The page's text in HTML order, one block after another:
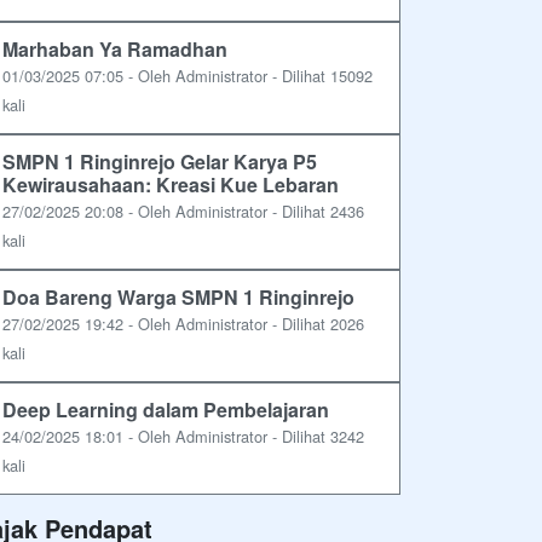
Marhaban Ya Ramadhan
01/03/2025 07:05 - Oleh Administrator - Dilihat 15092
kali
SMPN 1 Ringinrejo Gelar Karya P5
Kewirausahaan: Kreasi Kue Lebaran
27/02/2025 20:08 - Oleh Administrator - Dilihat 2436
kali
Doa Bareng Warga SMPN 1 Ringinrejo
27/02/2025 19:42 - Oleh Administrator - Dilihat 2026
kali
Deep Learning dalam Pembelajaran
24/02/2025 18:01 - Oleh Administrator - Dilihat 3242
kali
Pendapat